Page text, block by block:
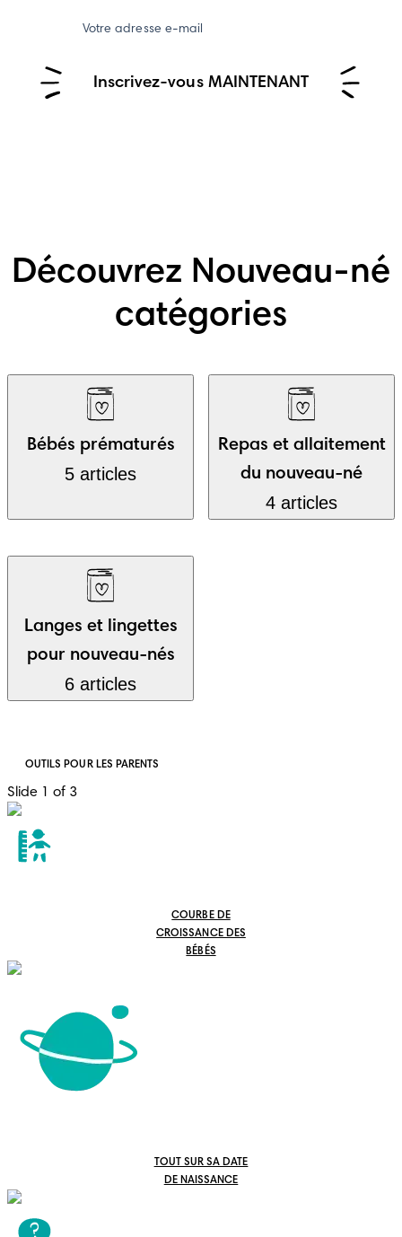
OUTILS POUR LES PARENTS
Slide 1 of 3
COURBE DE
CROISSANCE DES
BÉBÉS
TOUT SUR SA DATE
DE NAISSANCE
Votre adresse e-mail
Inscrivez-vous MAINTENANT
Découvrez Nouveau-né
catégories
Bébés prématurés
5 articles
Repas et allaitement
du nouveau-né
4 articles
Langes et lingettes
pour nouveau-nés
6 articles